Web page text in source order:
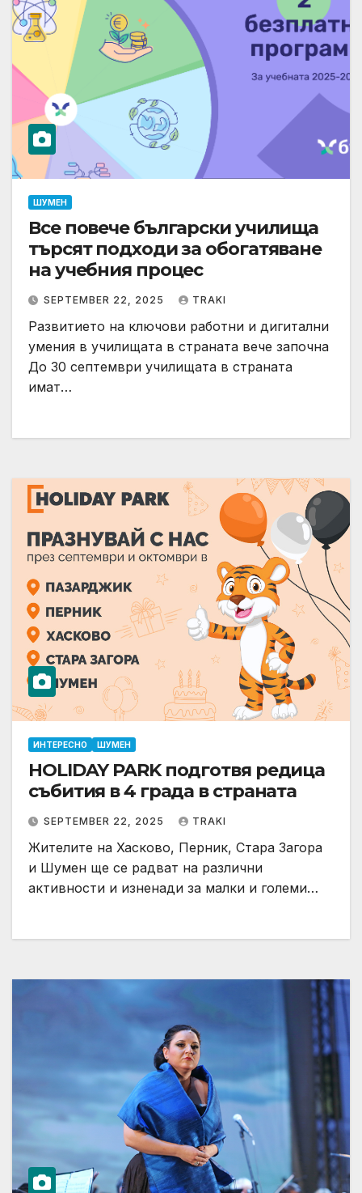
ШУМЕН
Все повече български училища
търсят подходи за обогатяване
на учебния процес
SEPTEMBER 22, 2025 TRAKI
Развитието на ключови работни и дигитални
умения в училищата в страната вече започна
До 30 септември училищата в страната
имат…
ИНТЕРЕСНО ШУМЕН
HOLIDAY PARK подготвя редица
събития в 4 града в страната
SEPTEMBER 22, 2025 TRAKI
Жителите на Хасково, Перник, Стара Загора
и Шумен ще се радват на различни
активности и изненади за малки и големи…